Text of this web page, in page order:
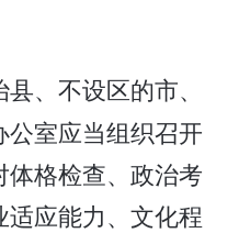
、不设区的市、
室应当组织召开
格检查、政治考
应能力、文化程